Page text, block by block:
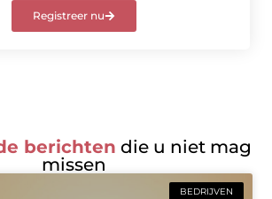
Registreer nu
berichten die u niet mag
missen
BEDRIJVEN